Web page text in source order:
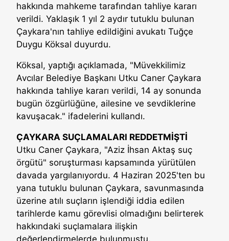
hakkında mahkeme tarafından tahliye kararı
verildi. Yaklaşık 1 yıl 2 aydır tutuklu bulunan
Çaykara'nın tahliye edildiğini avukatı Tuğçe
Duygu Köksal duyurdu.
Köksal, yaptığı açıklamada, "Müvekkilimiz
Avcılar Belediye Başkanı Utku Caner Çaykara
hakkında tahliye kararı verildi, 14 ay sonunda
bugün özgürlüğüne, ailesine ve sevdiklerine
kavuşacak." ifadelerini kullandı.
ÇAYKARA SUÇLAMALARI REDDETMİŞTİ
Utku Caner Çaykara, "Aziz İhsan Aktaş suç
örgütü" soruşturması kapsamında yürütülen
davada yargılanıyordu. 4 Haziran 2025'ten bu
yana tutuklu bulunan Çaykara, savunmasında
üzerine atılı suçların işlendiği iddia edilen
tarihlerde kamu görevlisi olmadığını belirterek
hakkındaki suçlamalara ilişkin
değerlendirmelerde bulunmuştu.